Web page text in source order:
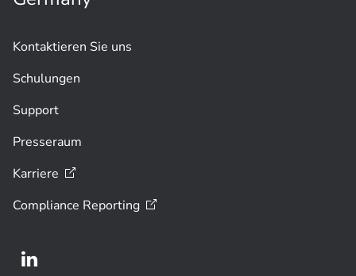
Kontaktieren Sie uns
Schulungen
Support
Presseraum
Karriere
Compliance Reporting